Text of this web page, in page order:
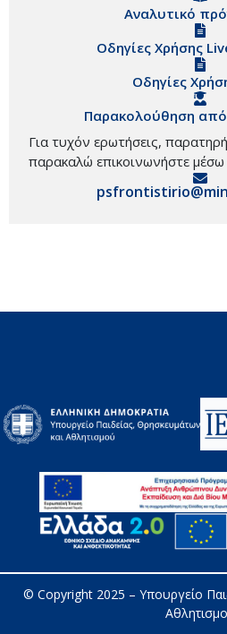
Αναλυτικό
Οδηγίες Χρήσης
Οδηγίες
Παρακολούθηση
Για τυχόν ερωτήσεις,
παρακαλώ επικοινωνήστε
© Copyright 2025 – Υπουργείο